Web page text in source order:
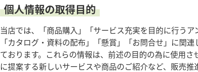
個人情報の取得目的
当店では、「商品購入」「サービス充実を目的に行うア
「カタログ・資料の配布」「懸賞」「お問合せ」に関
ております。これらの情報は、前述の目的の為に使用
に提案する新しいサービスや商品のご紹介など、販売